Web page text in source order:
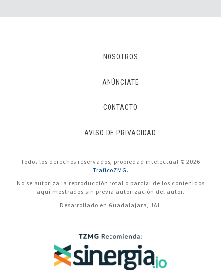
NOSOTROS
ANÚNCIATE
CONTACTO
AVISO DE PRIVACIDAD
Todos los derechos reservados, propiedad intelectual © 2026
TraficoZMG.
No se autoriza la reproducción total o parcial de los contenidos
aquí mostrados sin previa autorización del autor.
Desarrollado en Guadalajara, JAL